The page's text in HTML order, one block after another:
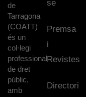
de
Tarragona
(COATT)
és un
col·legi
professional
de dret
públic,
amb
se
Premsa
i
Revistes
Directori